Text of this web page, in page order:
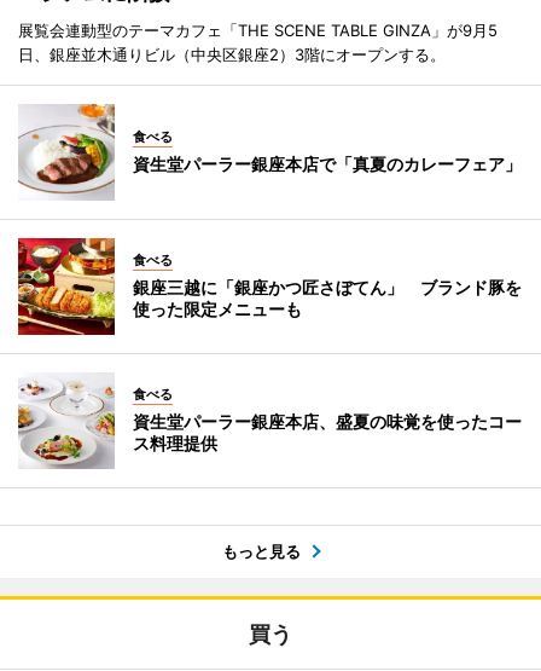
展覧会連動型のテーマカフェ「THE SCENE TABLE GINZA」が9月5
日、銀座並木通りビル（中央区銀座2）3階にオープンする。
食べる
資生堂パーラー銀座本店で「真夏のカレーフェア」
食べる
銀座三越に「銀座かつ匠さぼてん」 ブランド豚を
使った限定メニューも
食べる
資生堂パーラー銀座本店、盛夏の味覚を使ったコー
ス料理提供
もっと見る
買う